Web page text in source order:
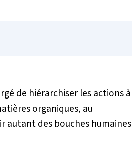
de hiérarchiser les actions à
organiques, au
autant des bouches humaines